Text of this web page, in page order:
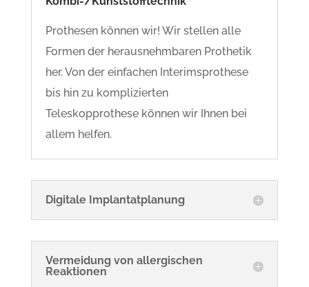
Prothesen können wir! Wir stellen alle
Formen der herausnehmbaren Prothetik
her. Von der einfachen Interimsprothese
bis hin zu komplizierten
Teleskopprothese können wir Ihnen bei
allem helfen.
Digitale Implantatplanung
Vermeidung von allergischen
Reaktionen